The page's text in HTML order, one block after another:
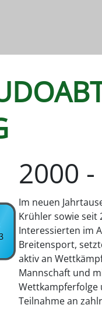
2000
Im neuen
Krühler sowie seit
Interessierten im
Breitensport,
aktiv an
Mannschaft und
Wettkampferfolge
Teilnahme an